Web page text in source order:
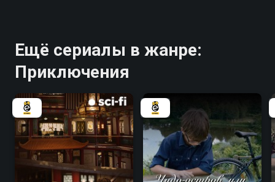
Ещё сериалы в жанре:
Приключения